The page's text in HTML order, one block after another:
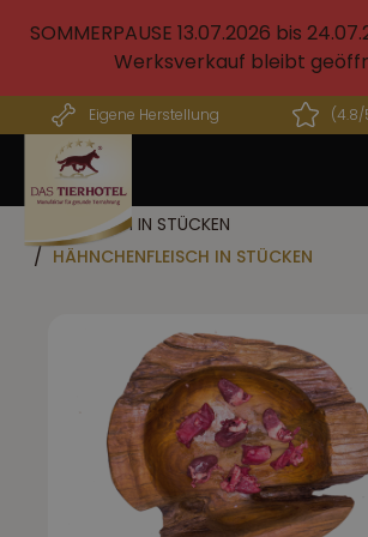
springen
SOMMERPAUSE 13.07.2026 bis
Werksverkauf bleibt
Eigene Herstellung (4.8/
FLEISCH IN STÜCKEN
HÄHNCHENFLEISCH IN STÜCKEN
Bildergalerie überspringen